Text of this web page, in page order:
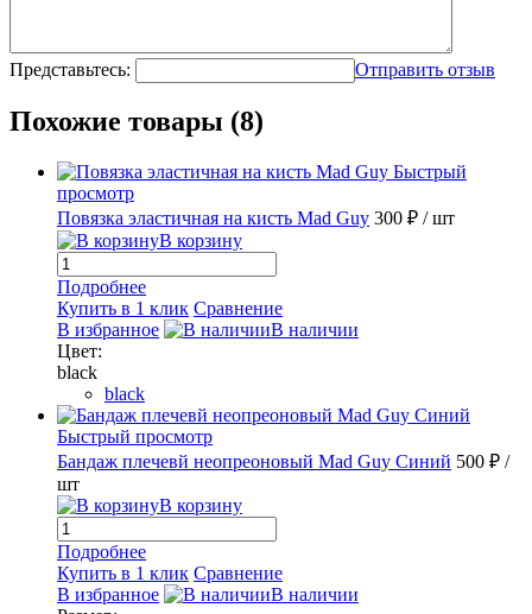
Представьтесь: Отправить отзыв
Похожие товары (8)
Быстрый
просмотр
Повязка эластичная на кисть Mad Guy 300 ₽ / шт
В корзину
Подробнее
Купить в 1 клик Сравнение
В избранное
В наличии
Цвет:
black
black
Быстрый просмотр
Бандаж плечевй неопреоновый Mad Guy Синий 500 ₽ /
шт
В корзину
Подробнее
Купить в 1 клик Сравнение
В избранное
В наличии